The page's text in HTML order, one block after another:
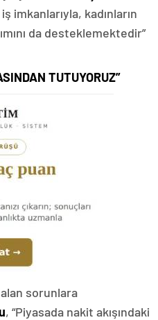
imkanlarıyla, kadınların
da desteklemektedir”
TUTUYORUZ”
sorunlara
, “Piyasada nakit akışındaki